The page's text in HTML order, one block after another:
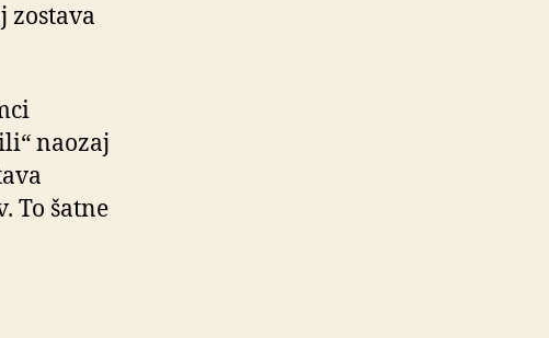
zostava
naozaj
To šatne